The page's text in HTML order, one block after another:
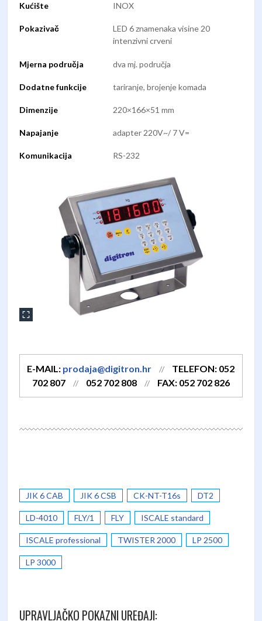
Kućište INOX
Pokazivač
LED 6 znamenaka visine 20
intenzivni crveni
Mjerna područja dva mj. područja
Dodatne funkcije tariranje, brojenje komada
Dimenzije 220×166×51 mm
Napajanje adapter 220V~/ 7 V=
Komunikacija RS-232
E-MAIL: prodaja@digitron.hr //
TELEFON: 052
702 807
// 052 702 808 // FAX: 052 702 826
JIK 6 CAB JIK 6 CSB CK-NT-T16s DT2
LD-4010 FLY/1 FLY ISCALE standard
ISCALE professional TWISTER 2000 LP 2500
LP 3000
UPRAVLJAČKO POKAZNI UREĐAJI: